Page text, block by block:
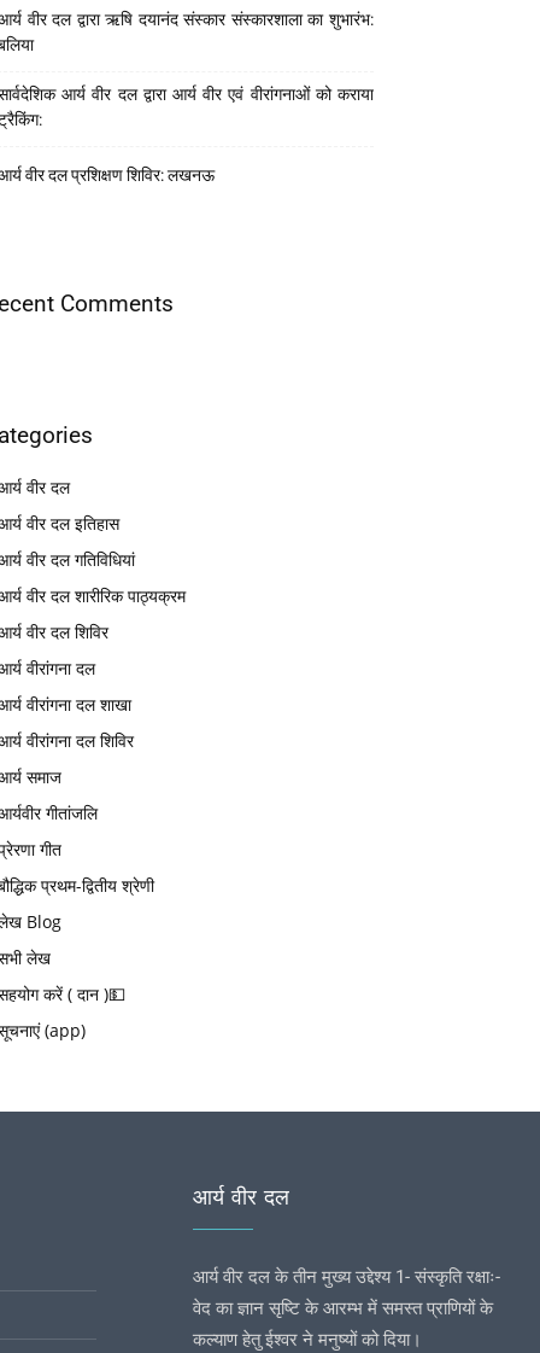
वीर दल द्वारा ऋषि दयानंद संस्कार संस्कारशाला का शुभारंभ:
आर्य वीर दल द्वारा आर्य वीर एवं वीरांगनाओं को कराया
वीर दल प्रशिक्षण शिविर: लखनऊ
Comments
वीर दल
वीर दल इतिहास
वीर दल गतिविधियां
वीर दल शारीरिक पाठ्यक्रम
वीर दल शिविर
वीरांगना दल
वीरांगना दल शाखा
वीरांगना दल शिविर
समाज
गीतांजलि
गीत
प्रथम-द्वितीय श्रेणी
Blog
लेख
करें ( दान )💵
(app)
आर्य वीर दल
आर्य वीर दल के तीन मुख्य उद्देश्य 1- संस्कृति रक्षाः-
वेद का ज्ञान सृष्टि के आरम्भ में समस्त प्राणियों के
कल्याण हेतु ईश्वर ने मनुष्यों को दिया।